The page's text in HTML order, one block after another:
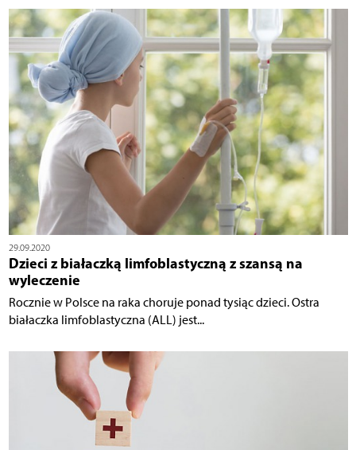
29.09.2020
Dzieci z białaczką limfoblastyczną z szansą na
wyleczenie
Rocznie w Polsce na raka choruje ponad tysiąc dzieci. Ostra
białaczka limfoblastyczna (ALL) jest...